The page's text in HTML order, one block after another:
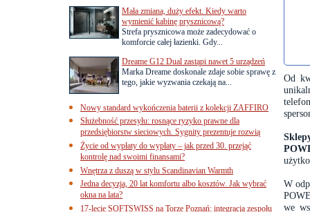
Od
W
we
Mała zmiana, duży efekt. Kiedy warto
wymienić kabinę prysznicową?
Strefa prysznicowa może zadecydować o
komforcie całej łazienki. Gdy...
Dreame G12 Dual zastąpi nawet 5 urządzeń
Marka Dreame doskonale zdaje sobie sprawę z
tego, jakie wyzwania czekają na...
Nowy standard wykończenia baterii z kolekcji ZAFFIRO
Służebność przesyłu: rosnące ryzyko prawne dla
przedsiębiorstw sieciowych. Sygnity prezentuje rozwią
Życie od wypłaty do wypłaty – jak przed 30. przejąć
kontrolę nad swoimi finansami?
Wnętrza z duszą w stylu Scandinavian Warmth
Jedna decyzja, 20 lat komfortu albo kosztów. Jak wybrać
okna na lata?
17-lecie SOFTSWISS na Torze Poznań: integracja zespołu